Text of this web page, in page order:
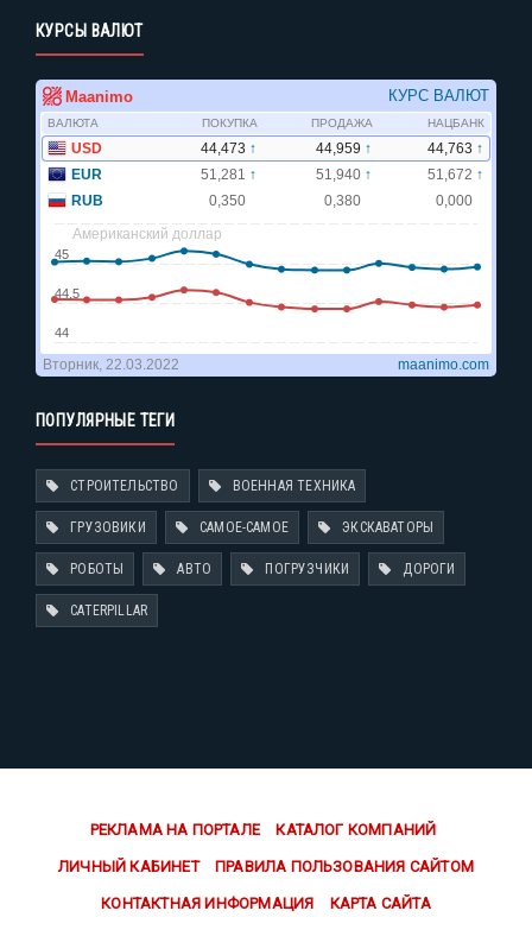
КУРСЫ ВАЛЮТ
ПОПУЛЯРНЫЕ ТЕГИ
СТРОИТЕЛЬСТВО ВОЕННАЯ ТЕХНИКА
ГРУЗОВИКИ САМОЕ-САМОЕ ЭКСКАВАТОРЫ
РОБОТЫ АВТО ПОГРУЗЧИКИ ДОРОГИ
CATERPILLAR
РЕКЛАМА НА ПОРТАЛЕ КАТАЛОГ КОМПАНИЙ
ЛИЧНЫЙ КАБИНЕТ ПРАВИЛА ПОЛЬЗОВАНИЯ САЙТОМ
КОНТАКТНАЯ ИНФОРМАЦИЯ КАРТА САЙТА